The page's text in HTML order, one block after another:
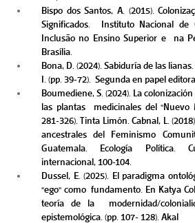
Bispo dos Santos, A. (2015).
Significados.  Instituto Nacional de
Inclusão no Ensino Superior e  na
Brasília.
Bona, D. (2024). Sabiduría de las
I. (pp. 39-72).  Segunda en papel editora.
Boumediene, S. (2024). La
las plantas  medicinales del "Nuevo
281-326). Tinta Limón. Cabnal, L.
ancestrales del Feminismo
Guatemala. Ecología Política.
internacional, 100-104.
Dussel, E. (2025). El paradigma
"ego" como  fundamento. En Katya
teoría de la  modernidad/
epistemológica. (pp. 107- 128). Akal